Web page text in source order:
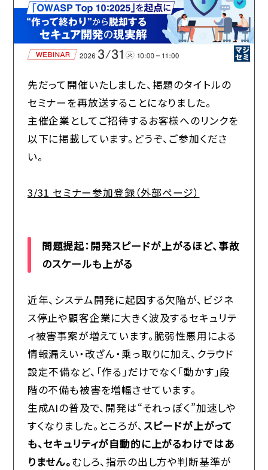
先だって開催いたしました、掲題のタイトルの
セミナーを再放送することになりました。
主催企業としてご招待するお客様へのリンクを
以下に掲載しています。どうぞ、ご参加くださ
い。
3/31 セミナー参加登録（外部ページ）
問題提起：開発スピードが上がるほど、事故
のスケールも上がる
近年、システム開発に起因する欠陥が、ビジネ
ス停止や顧客企業に大きく波及するセキュリテ
ィ被害事案が増えています。脆弱性悪用による
情報漏えい・改ざん・乗っ取りに加え、クラウド
設定不備など、「作る」だけでなく「動かす」段
階の不備も被害を増幅させています。
生成AIの普及で、開発は“それっぽく”加速しや
すくなりました。ところが、スピードが上がって
も、セキュリティが自動的に上がるわけではあ
りません。むしろ、指示の出し方や判断基準が